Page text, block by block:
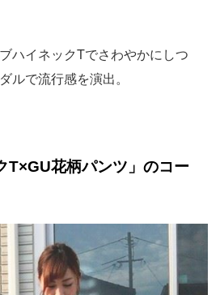
ハイネックTでさわやかにしつ
ルで流行感を演出。
T×GU花柄パンツ」のコー